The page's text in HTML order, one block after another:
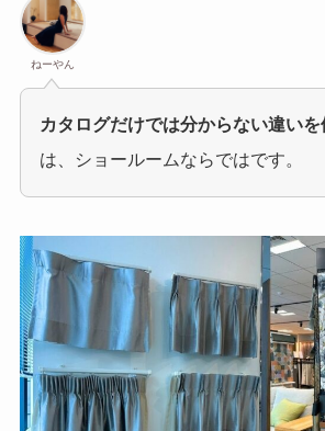
ねーやん
カタログだけでは分からない違い
は、ショールームならではです。